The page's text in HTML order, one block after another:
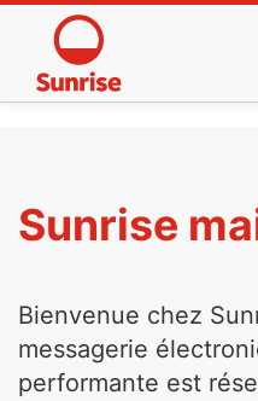
Sunrise
Bienvenue chez
messagerie
performante est